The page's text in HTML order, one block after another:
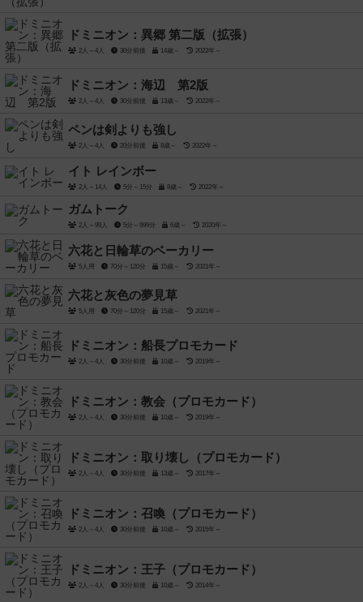
ドミニオン：異郷 第二版（拡張）
2人～4人 30分前後 14歳～ 2022年～
ドミニオン：海辺 第2版
2人～4人 30分前後 13歳～ 2022年～
ペンは剣よりも強し
2人～4人 20分前後 8歳～ 2022年～
イト レインボー
2人～14人 5分～15分 8歳～ 2022年～
ガムトーク
2人～99人 5分～999分 6歳～ 2020年～
六花と日輪草のベーカリー
5人用 70分～120分 15歳～ 2021年～
六花と灰色の夢見草
5人用 70分～120分 15歳～ 2021年～
ドミニオン：船長プロモカード
2人～4人 30分前後 10歳～ 2019年～
ドミニオン：教会（プロモカード）
2人～4人 30分前後 10歳～ 2019年～
ドミニオン：取り壊し（プロモカード）
2人～4人 30分前後 13歳～ 2017年～
ドミニオン：召喚（プロモカード）
2人～4人 30分前後 10歳～ 2015年～
ドミニオン：王子（プロモカード）
2人～4人 30分前後 10歳～ 2014年～